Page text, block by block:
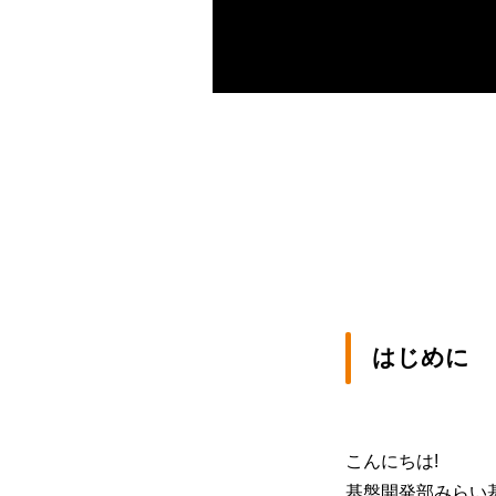
はじめに
こんにちは!
基盤開発部みらい